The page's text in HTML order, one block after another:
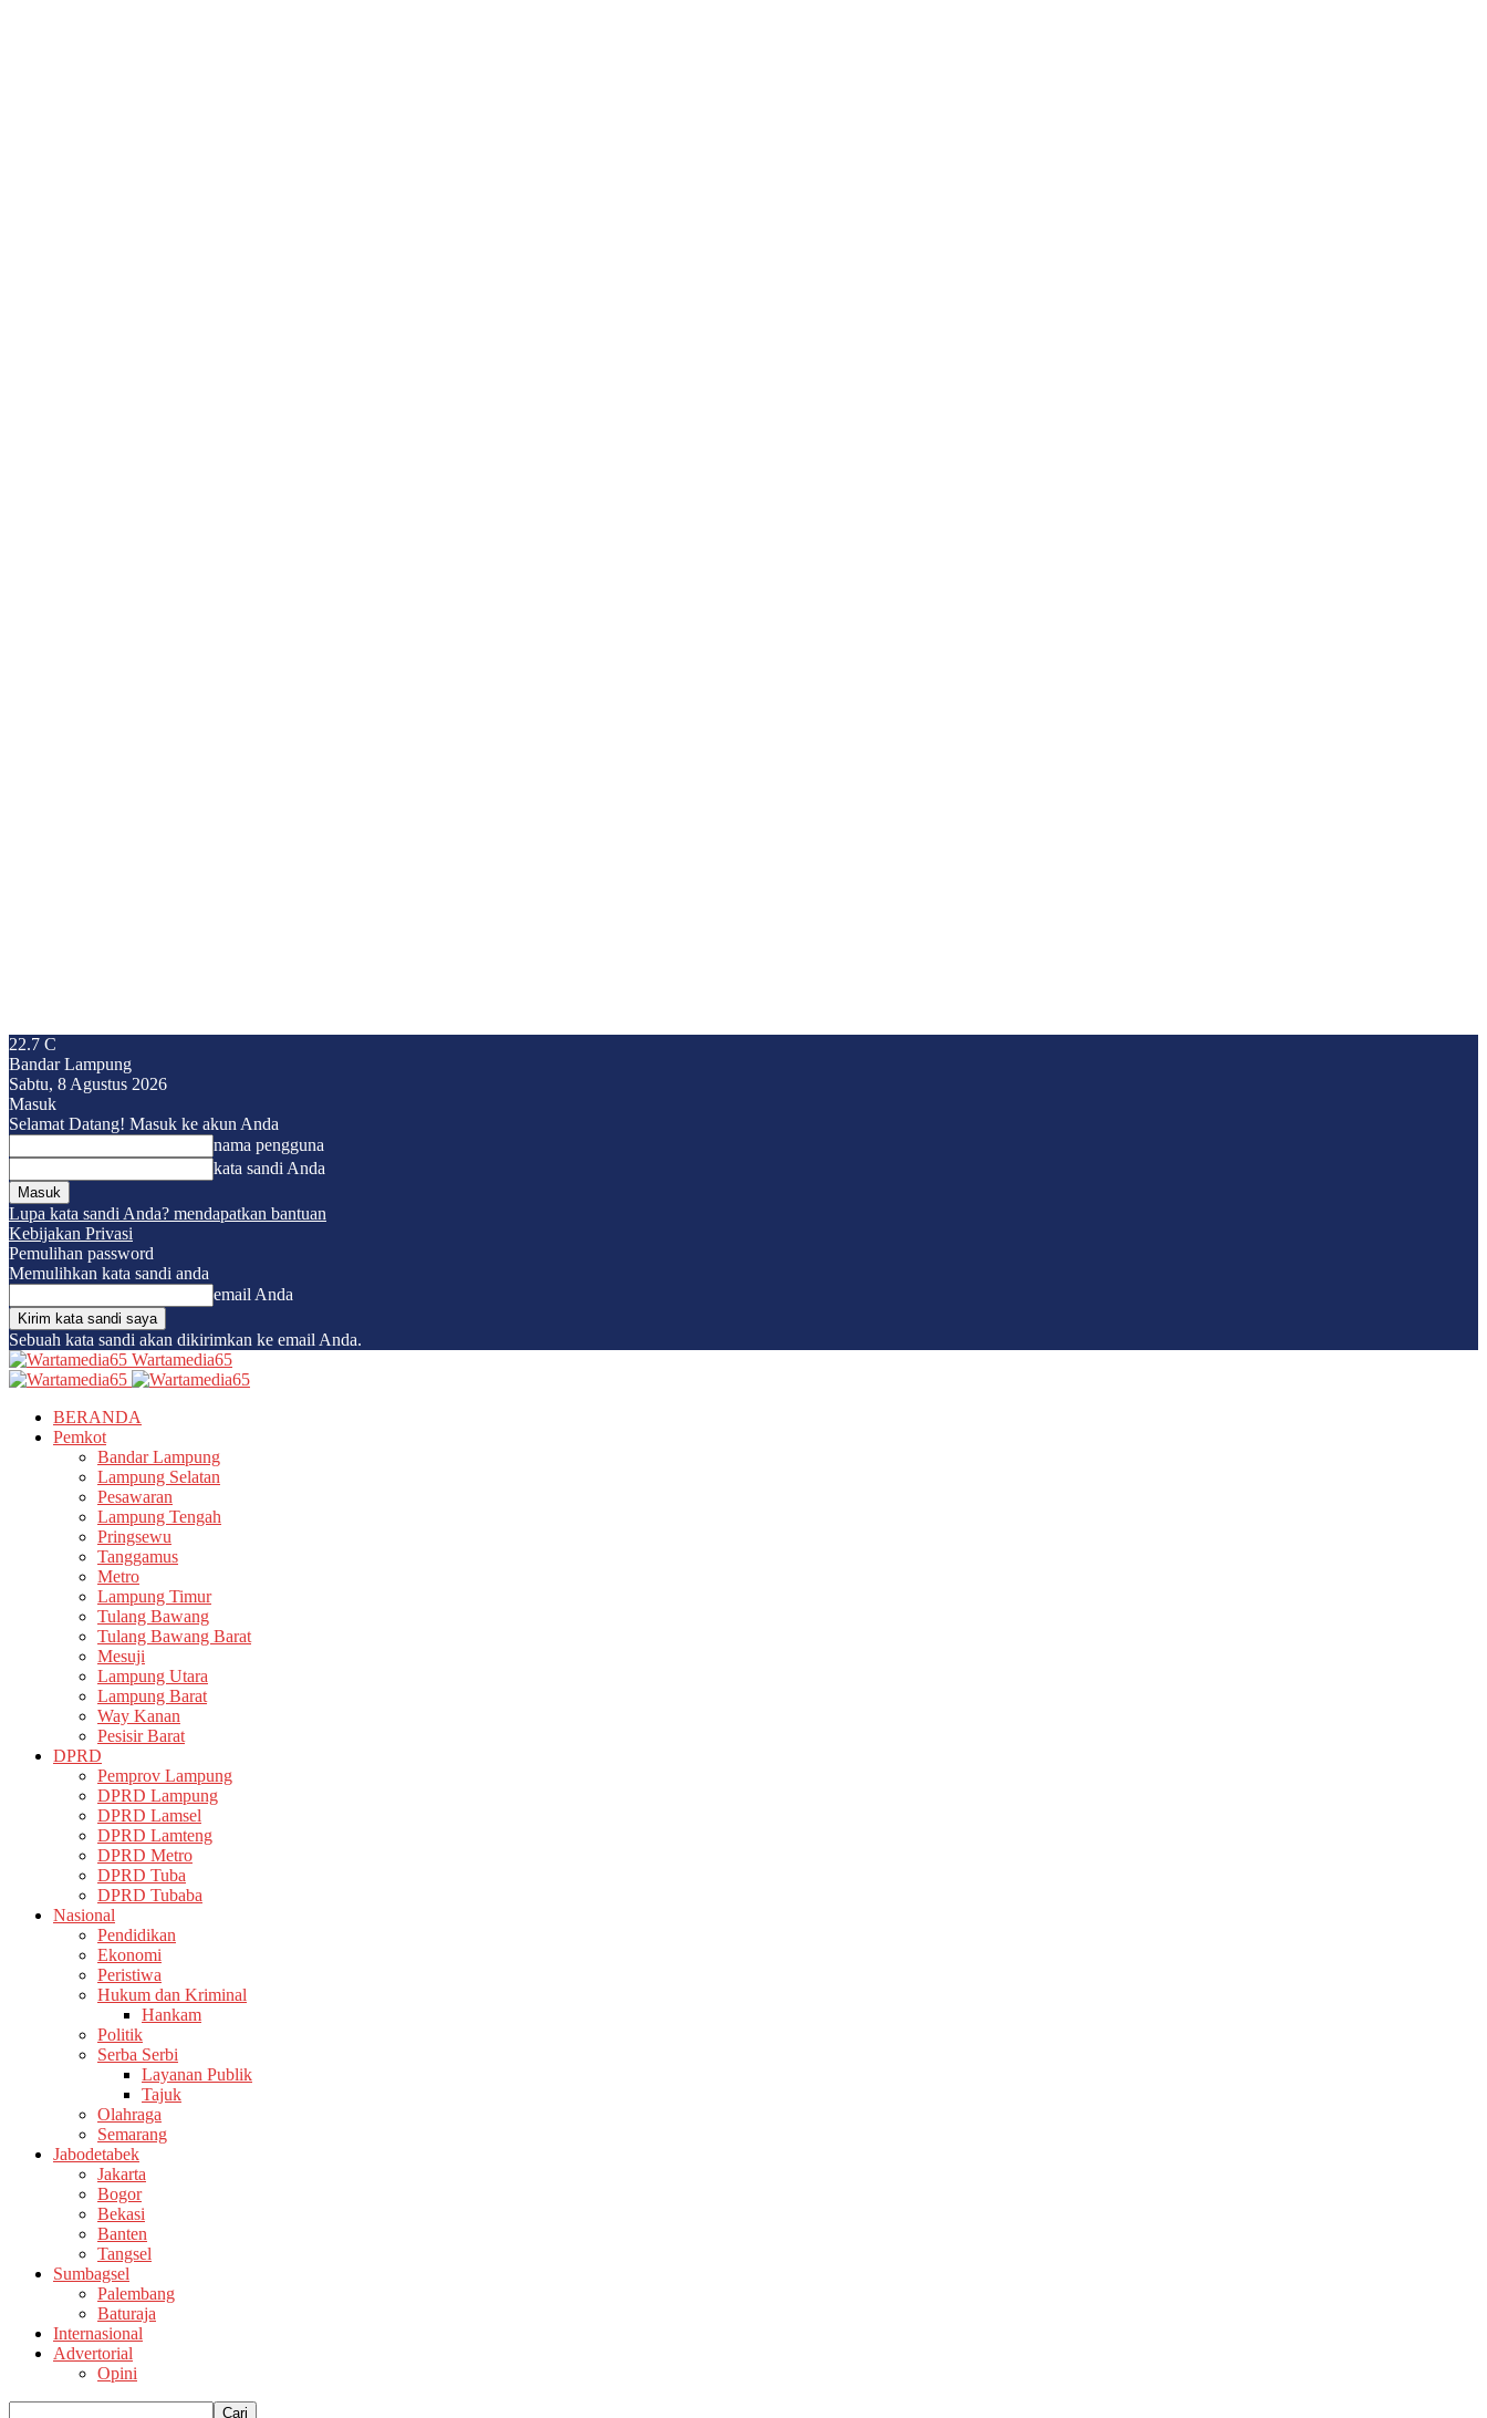
22.7 C
Bandar Lampung
Sabtu, 8 Agustus 2026
Masuk
Selamat Datang! Masuk ke akun Anda
nama pengguna
kata sandi Anda
Lupa kata sandi Anda? mendapatkan bantuan
Kebijakan Privasi
Pemulihan password
Memulihkan kata sandi anda
email Anda
Sebuah kata sandi akan dikirimkan ke email Anda.
Wartamedia65
BERANDA
Pemkot
Bandar Lampung
Lampung Selatan
Pesawaran
Lampung Tengah
Pringsewu
Tanggamus
Metro
Lampung Timur
Tulang Bawang
Tulang Bawang Barat
Mesuji
Lampung Utara
Lampung Barat
Way Kanan
Pesisir Barat
DPRD
Pemprov Lampung
DPRD Lampung
DPRD Lamsel
DPRD Lamteng
DPRD Metro
DPRD Tuba
DPRD Tubaba
Nasional
Pendidikan
Ekonomi
Peristiwa
Hukum dan Kriminal
Hankam
Politik
Serba Serbi
Layanan Publik
Tajuk
Olahraga
Semarang
Jabodetabek
Jakarta
Bogor
Bekasi
Banten
Tangsel
Sumbagsel
Palembang
Baturaja
Internasional
Advertorial
Opini